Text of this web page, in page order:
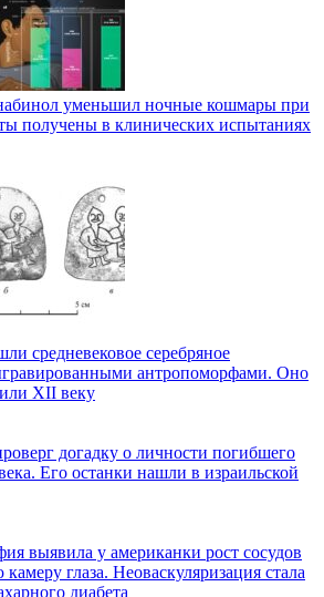
уменьшил ночные кошмары при
получены в клинических испытаниях
средневековое серебряное
антропоморфами. Оно
XII веку
догадку о личности погибшего
Его останки нашли в израильской
выявила у американки рост сосудов
глаза. Неоваскуляризация стала
диабета